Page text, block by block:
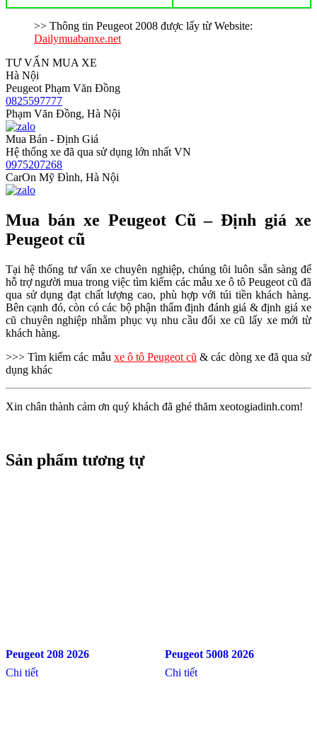
>> Thông tin Peugeot 2008 được lấy từ Website:
Dailymuabanxe.net
TƯ VẤN MUA XE
Hà Nội
Peugeot Phạm Văn Đồng
0825597777
Phạm Văn Đồng, Hà Nội
Mua Bán - Định Giá
Hệ thống xe đã qua sử dụng lớn nhất VN
0975207268
CarOn Mỹ Đình, Hà Nội
Mua bán xe Peugeot Cũ – Định giá xe
Peugeot cũ
Tại hệ thống tư vấn xe chuyên nghiệp, chúng tôi luôn sẵn sàng để
hỗ trợ người mua trong việc tìm kiếm các mẫu xe ô tô Peugeot cũ đã
qua sử dụng đạt chất lượng cao, phù hợp với túi tiền khách hàng.
Bên cạnh đó, còn có các bộ phận thẩm định đánh giá & định giá xe
cũ chuyên nghiệp nhằm phục vụ nhu cầu đổi xe cũ lấy xe mới từ
khách hàng.
>>> Tìm kiếm các mẫu xe ô tô Peugeot cũ & các dòng xe đã qua sử
dụng khác
Xin chân thành cảm ơn quý khách đã ghé thăm xeotogiadinh.com!
Sản phẩm tương tự
Peugeot 208 2026
Chi tiết
Peugeot 5008 2026
Chi tiết